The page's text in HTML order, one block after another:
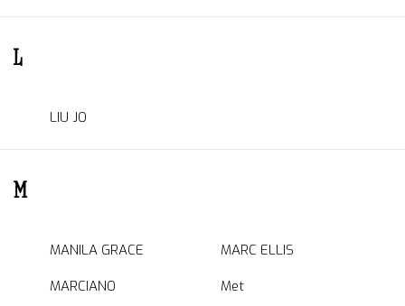
L
LIU JO
M
MANILA GRACE
MARC ELLIS
MARCIANO
Met